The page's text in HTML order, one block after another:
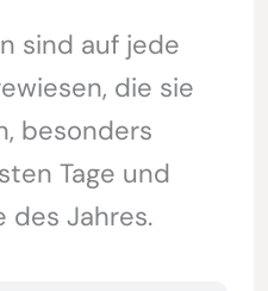
sind auf jede
die sie
besonders
Tage und
des Jahres.